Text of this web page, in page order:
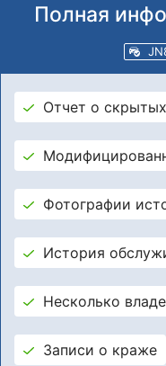
Полная
Отчет о
Фотографии
История
Несколько
Записи о краже